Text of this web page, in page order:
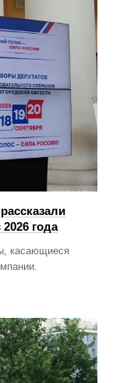
года
касающиеся